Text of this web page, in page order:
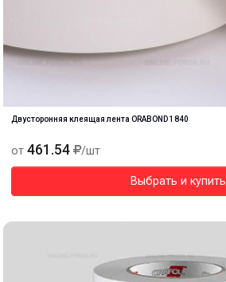
Двусторонняя клеящая лента ORABOND 1840
от 461.54 /шт
Выбрать и купить